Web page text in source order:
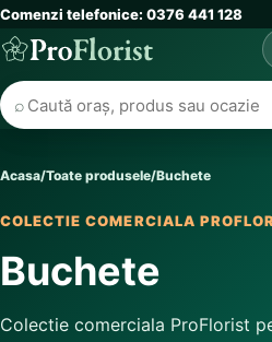
Comenzi telefonice: 0376 441 128
⌕
Acasa/Toate produsele/Buchete
COLECTIE COMERCIALA
Buchete
Colectie comerciala ProFlorist